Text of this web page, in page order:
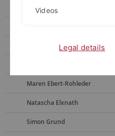
Martina Bross
Simon Drescher
Maren Ebert-Rohleder
Natascha Elxnath
Simon Grund
Videos
Legal details